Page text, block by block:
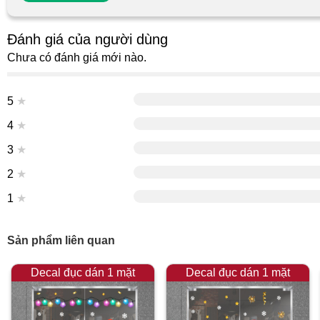
Đánh giá của người dùng
Chưa có đánh giá mới nào.
5 ★
4 ★
3 ★
2 ★
1 ★
Sản phẩm liên quan
Decal đục dán 1 mặt Decal đục dán 1 mặt